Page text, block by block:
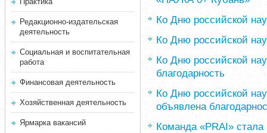
Редакционно-издательская
деятельность
Социальная и воспитательная
работа
Финансовая деятельность
Хозяйственная деятельность
Ярмарка вакансий
Ко Дню российской
Ко Дню российской
Ко Дню российской
благодарность
Ко Дню российской
объявлена
Команда «PRAI»